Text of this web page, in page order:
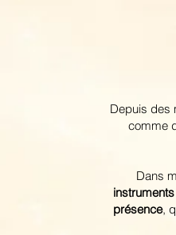
Depuis des
comme
Dans
présence,